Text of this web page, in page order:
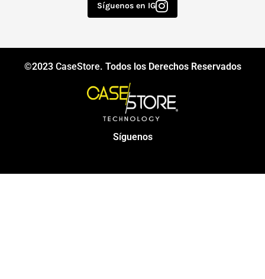
Síguenos en IG
©2023 CaseStore. Todos los Derechos Reservados
Síguenos